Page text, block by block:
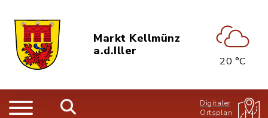
Markt Kellmünz
a.d.Iller
20 °C
Digitaler
Ortsplan